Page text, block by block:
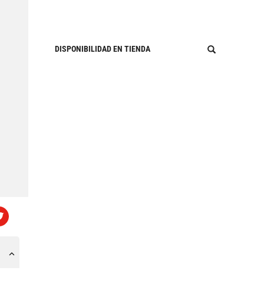
DISPONIBILIDAD EN TIENDA